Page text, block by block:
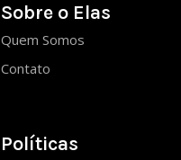
Sobre o Elas
Quem Somos
Contato
Políticas